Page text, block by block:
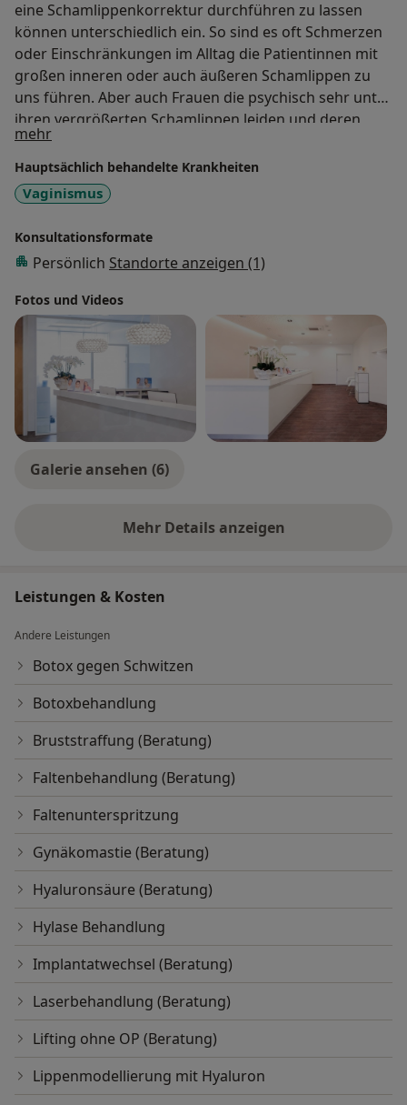
eine Schamlippenkorrektur durchführen zu lassen
können unterschiedlich ein. So sind es oft Schmerzen
oder Einschränkungen im Alltag die Patientinnen mit
großen inneren oder auch äußeren Schamlippen zu
uns führen. Aber auch Frauen die psychisch sehr unter
ihren vergrößerten Schamlippen leiden und deren
Selbstbewusstsein und nicht zuletzt auch das
Intimleben davon betroffen ist kommen zu uns. Wir
bei KÖ-Aesthetics bieten Ihnen verschiedene
Möglichkeiten der Labienkorrektur an. So können
beispielsweise faltige und unschön anzusehende
innere und äußere Schamlippen mit Hyaluron
unterspritzt werden um sie optisch zu verschönern.
Oder aber durch eine Absaugung von Fettgewebe und
der Entfernung überschüssiger Haut eine
Verkleinerung der Schamlippen erzielt werden. Gerne
berate ich Sie diesbezüglich ganz individuell!
mehrÜber mich
Hauptsächlich behandelte Krankheiten
Vaginismus
Konsultationsformate
Persönlich Standorte anzeigen (1)
Fotos und Videos
Galerie ansehen (6)
Mehr Details anzeigen
über Erfahrungen
Leistungen & Kosten
Andere Leistungen
Botox gegen Schwitzen
Botoxbehandlung
Bruststraffung (Beratung)
Faltenbehandlung (Beratung)
Faltenunterspritzung
Gynäkomastie (Beratung)
Hyaluronsäure (Beratung)
Hylase Behandlung
Implantatwechsel (Beratung)
Laserbehandlung (Beratung)
Lifting ohne OP (Beratung)
Lippenmodellierung mit Hyaluron